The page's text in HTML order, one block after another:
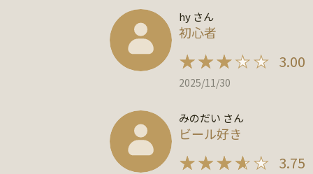
hy さん
初心者
3.00
2025/11/30
みのだい さん
ビール好き
3.75